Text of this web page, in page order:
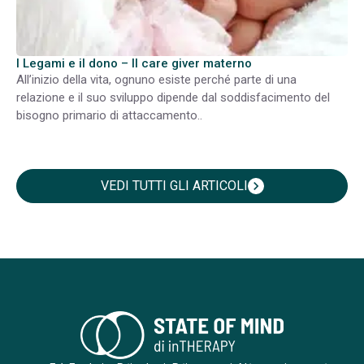
I Legami e il dono – Il care giver materno
All’inizio della vita, ognuno esiste perché parte di una
relazione e il suo sviluppo dipende dal soddisfacimento del
bisogno primario di attaccamento..
VEDI TUTTI GLI ARTICOLI chevron_right